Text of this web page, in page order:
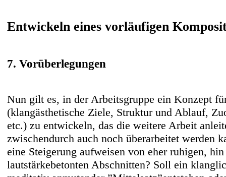
Entwickeln eines vorläufigen
7. Vorüberlegungen
Nun gilt es, in der Arbeitsgruppe ein Konzept
(klangästhetische Ziele, Struktur und Ablauf,
etc.) zu entwickeln, das die weitere Arbeit
zwischendurch auch noch überarbeitet werden
eine Steigerung aufweisen von eher ruhigen,
lautstärkebetonten Abschnitten? Soll ein